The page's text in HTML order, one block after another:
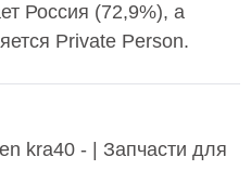
Россия (72,9%), а
Private Person.
kra40 - | Запчасти для